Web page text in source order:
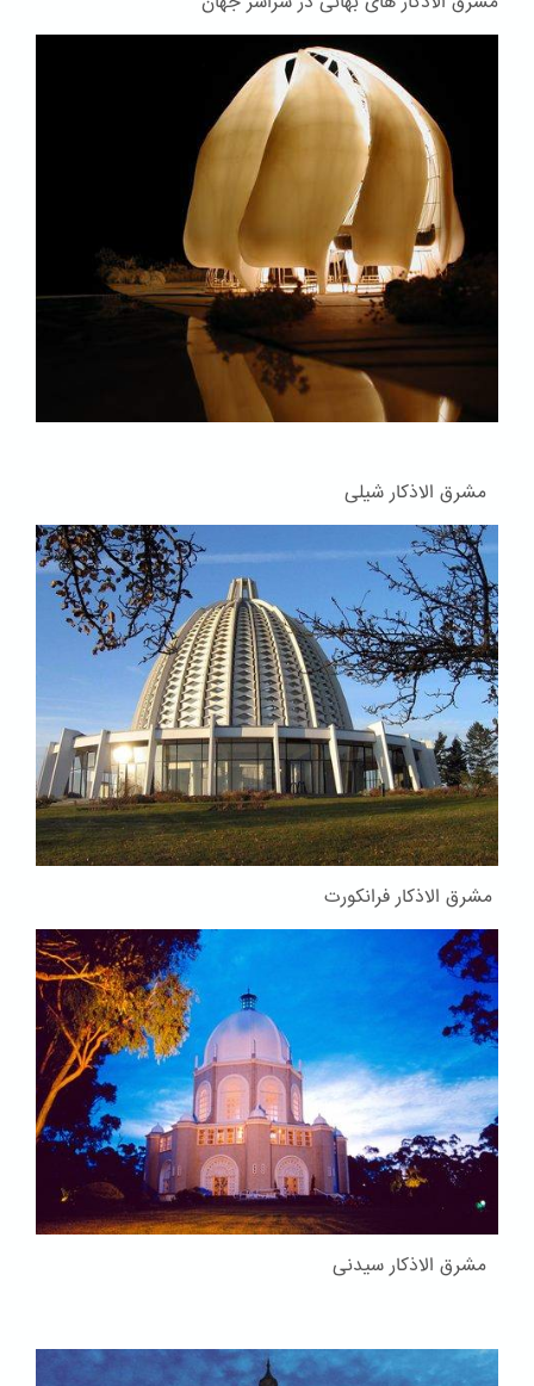
مشرق الاذکار شیلی
مشرق الاذکار فرانکورت
مشرق الاذکار سیدنی